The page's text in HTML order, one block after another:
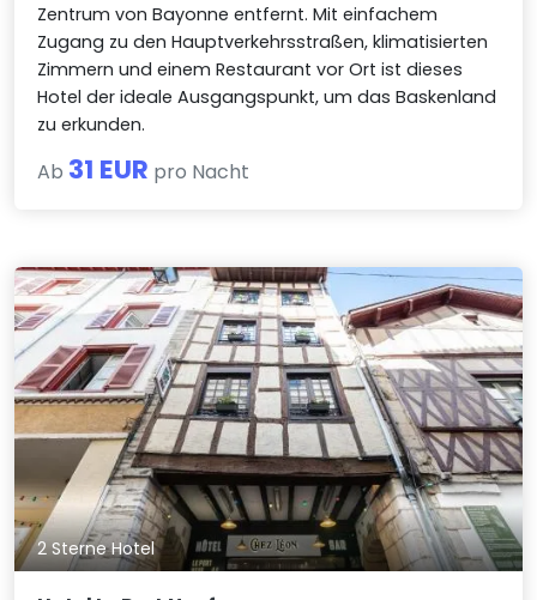
Zentrum von Bayonne entfernt. Mit einfachem
Zugang zu den Hauptverkehrsstraßen, klimatisierten
Zimmern und einem Restaurant vor Ort ist dieses
Hotel der ideale Ausgangspunkt, um das Baskenland
zu erkunden.
Ab 31 EUR pro Nacht
2 Sterne Hotel